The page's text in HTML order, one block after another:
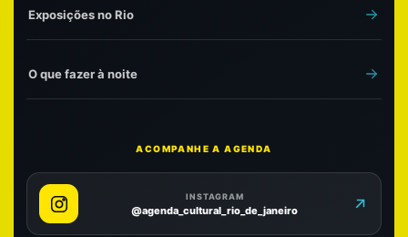
Exposições no Rio
O que fazer à noite
ACOMPANHE A AGENDA
INSTAGRAM
@agenda_cultural_rio_de_janeiro